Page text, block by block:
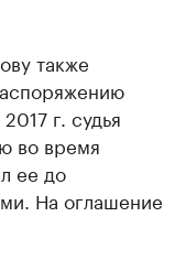
также
г. судья
во время
ее до
На оглашение